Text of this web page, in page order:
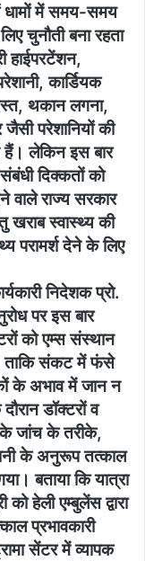
धामों में समय-समय
चुनौती बना रहता
हाईपरटेंशन,
कार्डियक
थकान लगना,
परेशानियों की
हैं। लेकिन इस बार
दिक्कतों को
वाले राज्य सरकार
खराब स्वास्थ्य की
परामर्श देने के लिए
निदेशक प्रो.
पर इस बार
को एम्स संस्थान
ताकि संकट में फंसे
के अभाव में जान न
डॉक्टरों व
के जांच के तरीके,
के अनुरूप तत्काल
बताया कि यात्रा
हेली एम्बुलेंस द्वारा
प्रभावकारी
सेंटर में व्यापक